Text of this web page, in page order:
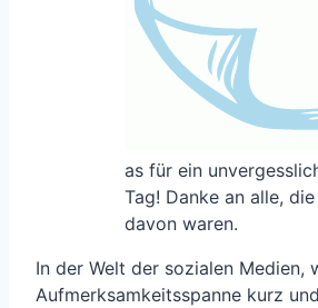
as für ein
Tag! Danke an alle, die
davon waren.
In der Welt der sozialen Medien,
Aufmerksamkeitsspanne kurz